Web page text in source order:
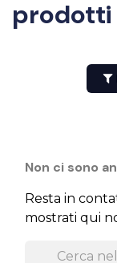
prodotti
Non ci sono
Resta in
mostrati qui